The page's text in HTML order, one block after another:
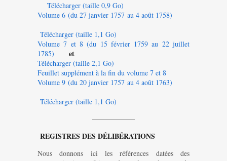
Télécharger (taille 0,9 Go)
Volume 6 (du 27 janvier 1757 au 4 août 1758)
Télécharger (taille 1,1 Go)
Volume 7 et 8 (du 15 février 1759 au 22 juillet
1785)
et
Télécharger (taille 2,1 Go)
Feuillet supplément à la fin du volume 7 et 8
Volume 9 (du 20 janvier 1757 au 4 août 1763)
Télécharger (taille 1,1 Go)
——————
REGISTRES DES DÉLIBÉRATIONS
Nous donnons ici les références datées des